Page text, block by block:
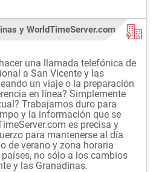
y WorldTimeServer.com
una llamada telefónica de
a San Vicente y las
un viaje o la preparación
en línea? Simplemente
Trabajamos duro para
y la información que se
es precisa y
para mantenerse al día
de verano y zona horaria
no sólo a los cambios
y las Granadinas.